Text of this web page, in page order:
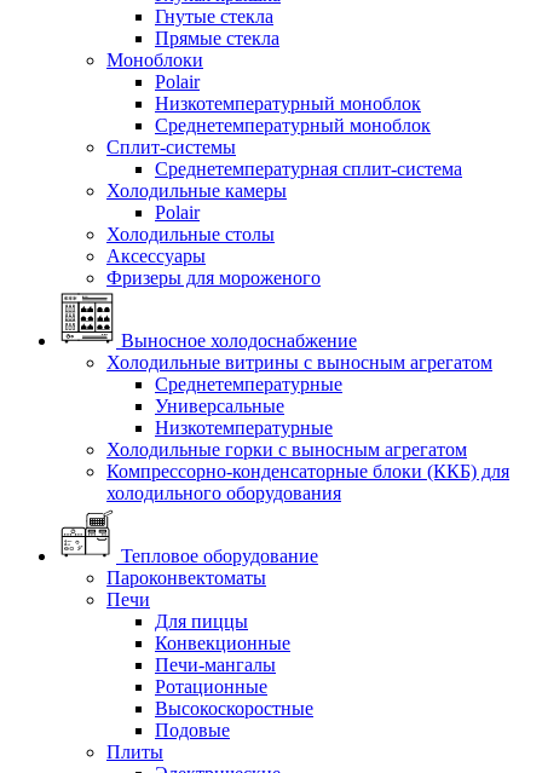
Гнутые стекла
Прямые стекла
Моноблоки
Polair
Низкотемпературный моноблок
Среднетемпературный моноблок
Сплит-системы
Среднетемпературная сплит-система
Холодильные камеры
Polair
Холодильные столы
Аксессуары
Фризеры для мороженого
Выносное холодоснабжение
Холодильные витрины с выносным агрегатом
Среднетемпературные
Универсальные
Низкотемпературные
Холодильные горки с выносным агрегатом
Компрессорно-конденсаторные блоки (ККБ) для
холодильного оборудования
Тепловое оборудование
Пароконвектоматы
Печи
Для пиццы
Конвекционные
Печи-мангалы
Ротационные
Высокоскоростные
Подовые
Плиты